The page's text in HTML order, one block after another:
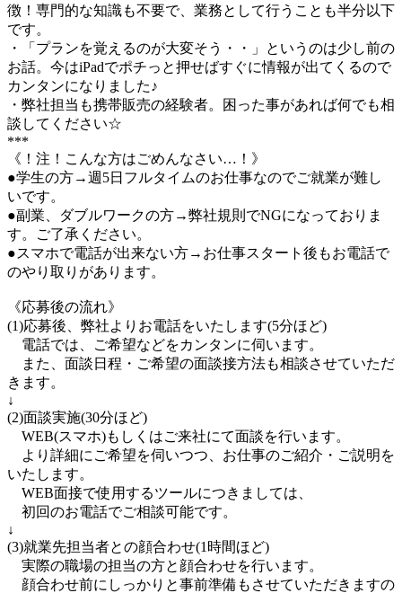
徴！専門的な知識も不要で、業務として行うことも半分以下
です。
・「プランを覚えるのが大変そう・・」というのは少し前の
お話。今はiPadでポチっと押せばすぐに情報が出てくるので
カンタンになりました♪
・弊社担当も携帯販売の経験者。困った事があれば何でも相
談してください☆
***
《！注！こんな方はごめんなさい…！》
●学生の方→週5日フルタイムのお仕事なのでご就業が難し
いです。
●副業、ダブルワークの方→弊社規則でNGになっておりま
す。ご了承ください。
●スマホで電話が出来ない方→お仕事スタート後もお電話で
のやり取りがあります。
《応募後の流れ》
(1)応募後、弊社よりお電話をいたします(5分ほど)
電話では、ご希望などをカンタンに伺います。
また、面談日程・ご希望の面談接方法も相談させていただ
きます。
↓
(2)面談実施(30分ほど)
WEB(スマホ)もしくはご来社にて面談を行います。
より詳細にご希望を伺いつつ、お仕事のご紹介・ご説明を
いたします。
WEB面接で使用するツールにつきましては、
初回のお電話でご相談可能です。
↓
(3)就業先担当者との顔合わせ(1時間ほど)
実際の職場の担当の方と顔合わせを行います。
顔合わせ前にしっかりと事前準備もさせていただきますの